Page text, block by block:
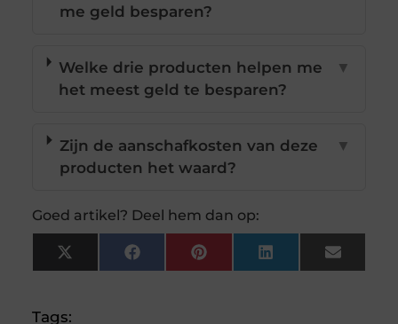
me geld besparen?
Welke drie producten helpen me
het meest geld te besparen?
▼
Zijn de aanschafkosten van deze
producten het waard?
▼
Goed artikel? Deel hem dan op:
X
(Twitter)
FacebookPinterestLinkedInEmail
Tags: